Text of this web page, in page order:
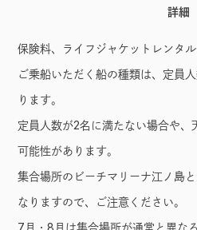
詳細
保険料、ライフジャケットレンタル
ご乗船いただく船の種類は、定員
ります。
定員人数が2名に満たない場合や、
可能性があります。
集合場所のビーチマリーナ江ノ島
なりますので、ご注意ください。
7月・8月は集合場所が通常と異な